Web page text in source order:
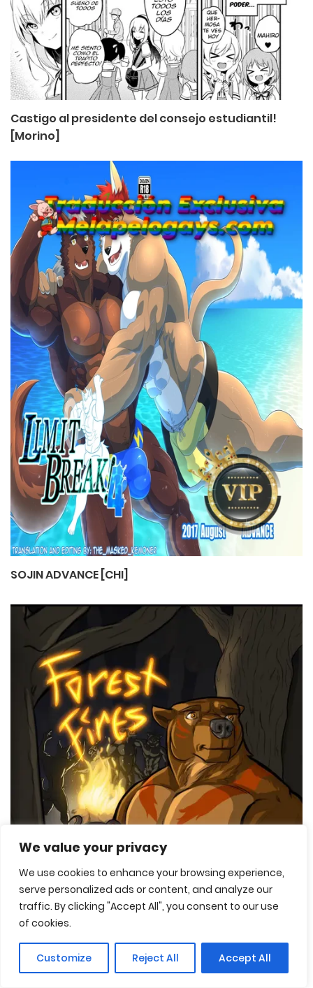
We value your privacy
We use cookies to enhance your browsing experience,
serve personalized ads or content, and analyze our
traffic. By clicking "Accept All", you consent to our use
of cookies.
Customize Reject All Accept All
Castigo al presidente del consejo estudiantil!
[Morino]
SOJIN ADVANCE [CHI]